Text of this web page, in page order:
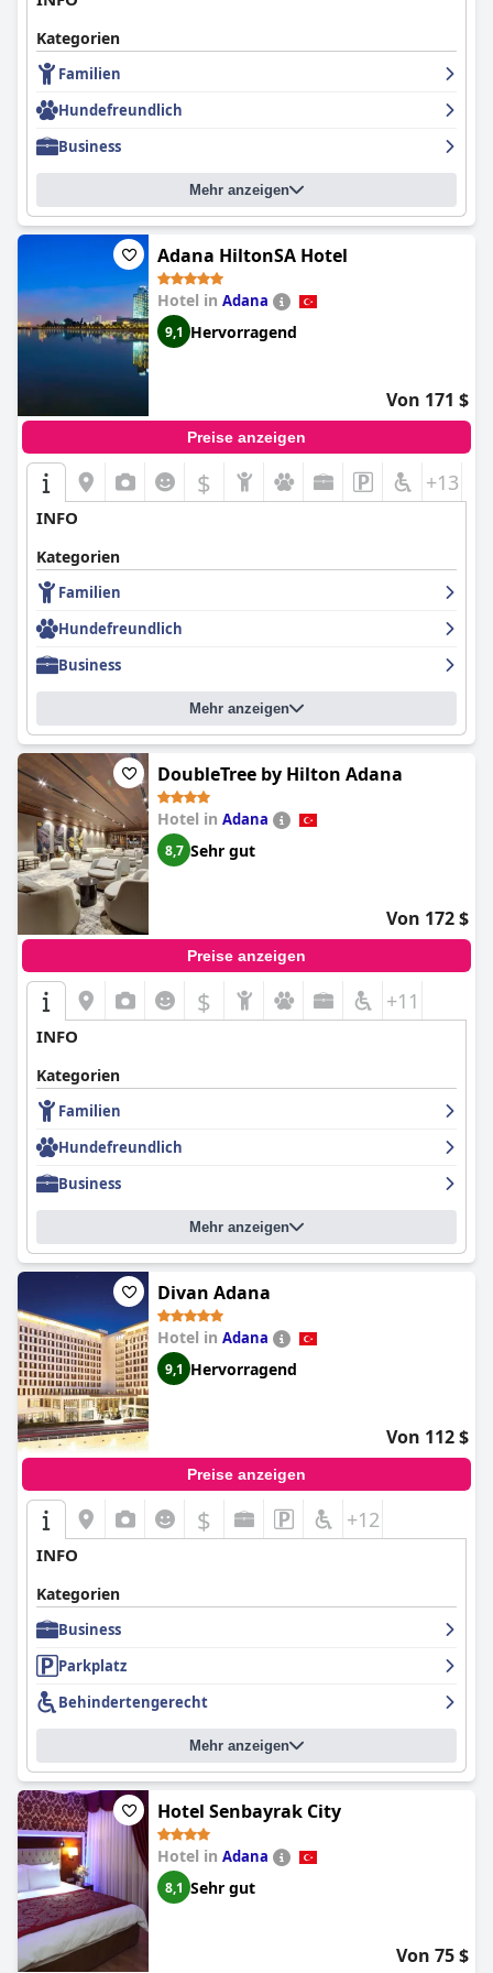
Kategorien
Familien
Hundefreundlich
Business
Mehr anzeigen
Adana HiltonSA Hotel
Hotel in Adana
9,1 Hervorragend
Von 171 $
Preise anzeigen
$ +13
INFO
Kategorien
Familien
Hundefreundlich
Business
Mehr anzeigen
DoubleTree by Hilton Adana
Hotel in Adana
8,7 Sehr gut
Von 172 $
Preise anzeigen
$ +11
INFO
Kategorien
Familien
Hundefreundlich
Business
Mehr anzeigen
Divan Adana
Hotel in Adana
9,1 Hervorragend
Von 112 $
Preise anzeigen
$ +12
INFO
Kategorien
Business
Parkplatz
Behindertengerecht
Mehr anzeigen
Hotel Senbayrak City
Hotel in Adana
8,1 Sehr gut
Von 75 $